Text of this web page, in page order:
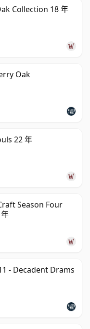
Collection 18 年
Oak
22 年
Season Four
- Decadent Drams